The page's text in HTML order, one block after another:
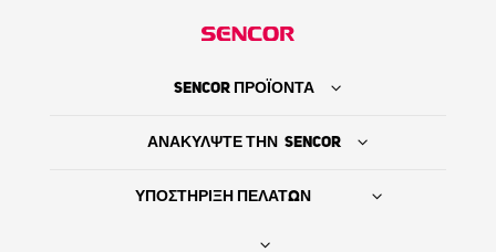
SENCOR ΠΡΟΪΟΝΤΑ
ΑΝΑΚΥΛΨΤΕ ΤΗΝ SENCOR
ΥΠΟΣΤΗΡΙΞΗ ΠΕΛΑΤΩΝ